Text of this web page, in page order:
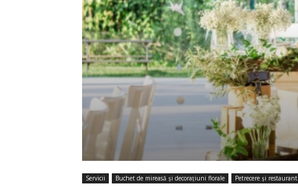
Servicii Buchet de mireasă și decorațiuni florale Petrecere și restaurant